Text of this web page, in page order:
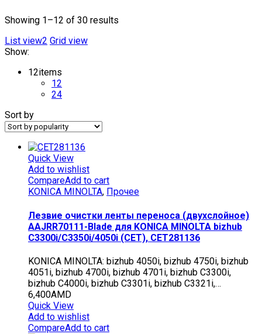
Showing 1–12 of 30 results
List view2 Grid view
Show:
12items
12
24
Sort by
Quick View
Add to wishlist
CompareAdd to cart
KONICA MINOLTA, Прочее
Лезвие очистки ленты переноса (двухслойное)
AAJRR70111-Blade для KONICA MINOLTA bizhub
C3300i/C3350i/4050i (CET), CET281136
KONICA MINOLTA: bizhub 4050i, bizhub 4750i, bizhub
4051i, bizhub 4700i, bizhub 4701i, bizhub C3300i,
bizhub C4000i, bizhub C3301i, bizhub C3321i,…
6,400AMD
Quick View
Add to wishlist
CompareAdd to cart